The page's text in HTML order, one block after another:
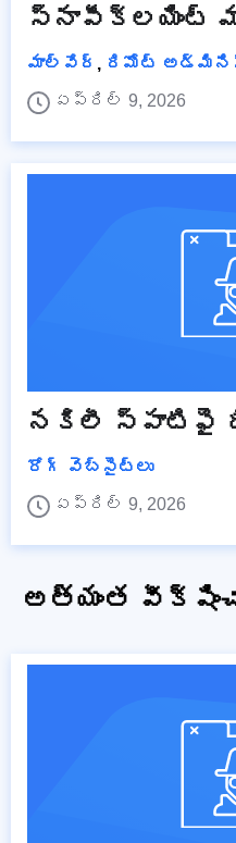
స్నాపీక్లయింట్
మాల్వేర్ , రిమోట్
ఏప్రిల్ 9, 2026
నకిలీ స్పాటిఫై
రోగ్ వెబ్‌సైట్‌లు
ఏప్రిల్ 9, 2026
అత్యంత